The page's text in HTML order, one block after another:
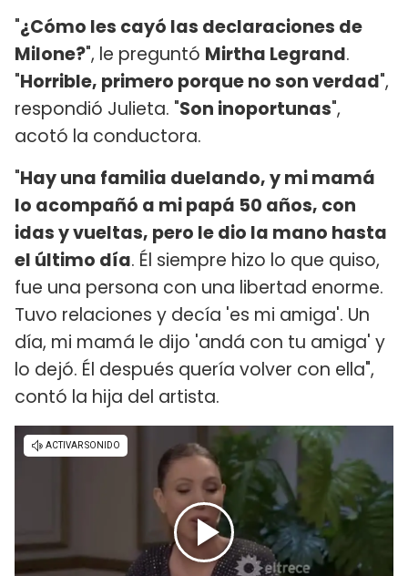
"¿Cómo les cayó las declaraciones de
Milone?", le preguntó Mirtha Legrand.
"Horrible, primero porque no son verdad",
respondió Julieta. "Son inoportunas",
acotó la conductora.
"Hay una familia duelando, y mi mamá
lo acompañó a mi papá 50 años, con
idas y vueltas, pero le dio la mano hasta
el último día. Él siempre hizo lo que quiso,
fue una persona con una libertad enorme.
Tuvo relaciones y decía 'es mi amiga'. Un
día, mi mamá le dijo 'andá con tu amiga' y
lo dejó. Él después quería volver con ella",
contó la hija del artista.